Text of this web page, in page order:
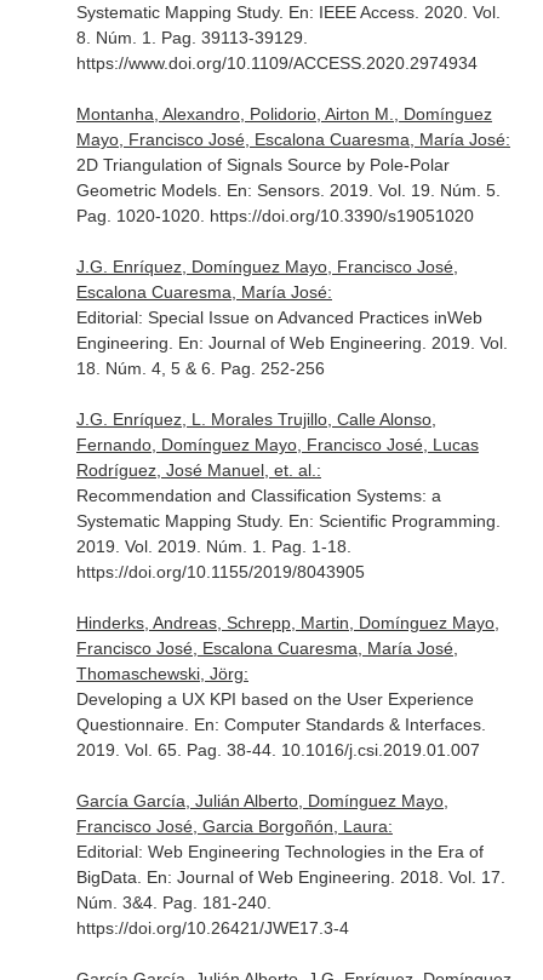
Systematic Mapping Study. En: IEEE Access. 2020. Vol.
8. Núm. 1. Pag. 39113-39129.
https://www.doi.org/10.1109/ACCESS.2020.2974934
Montanha, Alexandro, Polidorio, Airton M., Domínguez
Mayo, Francisco José, Escalona Cuaresma, María José:
2D Triangulation of Signals Source by Pole-Polar
Geometric Models. En: Sensors. 2019. Vol. 19. Núm. 5.
Pag. 1020-1020. https://doi.org/10.3390/s19051020
J.G. Enríquez, Domínguez Mayo, Francisco José,
Escalona Cuaresma, María José:
Editorial: Special Issue on Advanced Practices inWeb
Engineering. En: Journal of Web Engineering . 2019. Vol.
18. Núm. 4, 5 & 6. Pag. 252-256
J.G. Enríquez, L. Morales Trujillo, Calle Alonso,
Fernando, Domínguez Mayo, Francisco José, Lucas
Rodríguez, José Manuel, et. al.:
Recommendation and Classification Systems: a
Systematic Mapping Study. En: Scientific Programming
2019. Vol. 2019. Núm. 1. Pag. 1-18.
https://doi.org/10.1155/2019/8043905
Hinderks, Andreas, Schrepp, Martin, Domínguez Mayo,
Francisco José, Escalona Cuaresma, María José,
Thomaschewski, Jörg:
Developing a UX KPI based on the User Experience
Questionnaire. En: Computer Standards & Interfaces.
2019. Vol. 65. Pag. 38-44. 10.1016/j.csi.2019.01.007
García García, Julián Alberto, Domínguez Mayo,
Francisco José, Garcia Borgoñón, Laura:
Editorial: Web Engineering Technologies in the Era of
BigData. En: Journal of Web Engineering . 2018. Vol. 17.
Núm. 3&4. Pag. 181-240.
https://doi.org/10.26421/JWE17.3-4